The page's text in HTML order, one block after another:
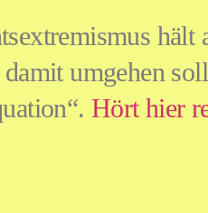
hält
umgehen
“. Hört hier